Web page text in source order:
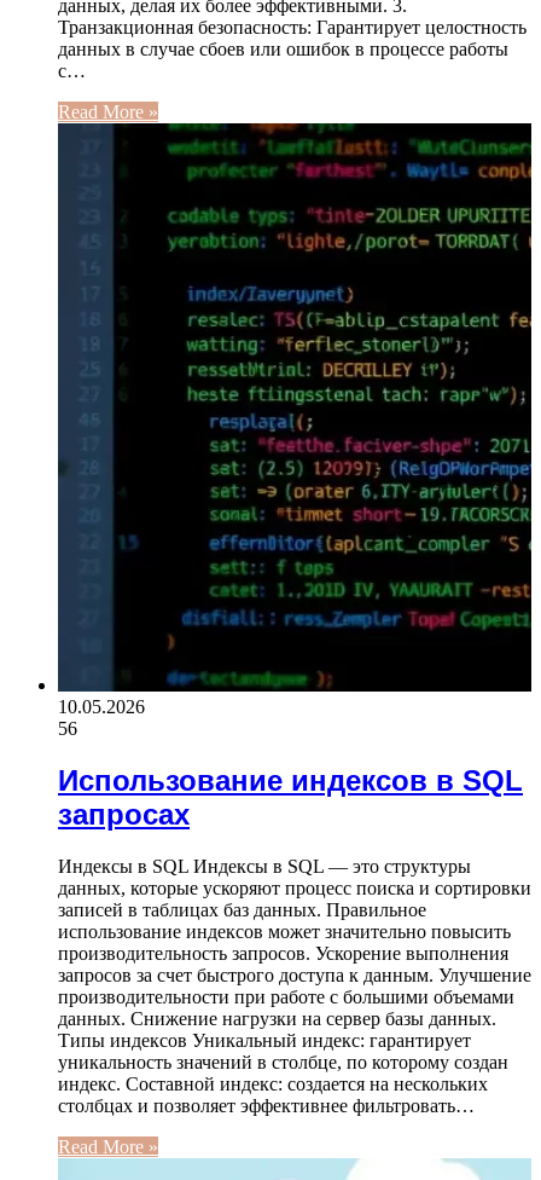
данных, делая их более эффективными. 3.
Транзакционная безопасность: Гарантирует целостность
данных в случае сбоев или ошибок в процессе работы
с…
Read More »
10.05.2026
56
Использование индексов в SQL
запросах
Индексы в SQL Индексы в SQL — это структуры
данных, которые ускоряют процесс поиска и сортировки
записей в таблицах баз данных. Правильное
использование индексов может значительно повысить
производительность запросов. Ускорение выполнения
запросов за счет быстрого доступа к данным. Улучшение
производительности при работе с большими объемами
данных. Снижение нагрузки на сервер базы данных.
Типы индексов Уникальный индекс: гарантирует
уникальность значений в столбце, по которому создан
индекс. Составной индекс: создается на нескольких
столбцах и позволяет эффективнее фильтровать…
Read More »